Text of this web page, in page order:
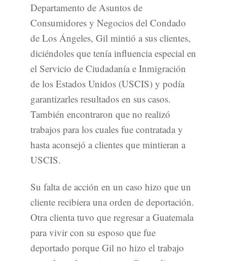
Departamento de Asuntos de
Consumidores y Negocios del Condado
de Los Ángeles, Gil mintió a sus clientes,
diciéndoles que tenía influencia especial en
el Servicio de Ciudadanía e Inmigración
de los Estados Unidos (USCIS) y podía
garantizarles resultados en sus casos.
También encontraron que no realizó
trabajos para los cuales fue contratada y
hasta aconsejó a clientes que mintieran a
USCIS.
Su falta de acción en un caso hizo que un
cliente recibiera una orden de deportación.
Otra clienta tuvo que regresar a Guatemala
para vivir con su esposo que fue
deportado porque Gil no hizo el trabajo